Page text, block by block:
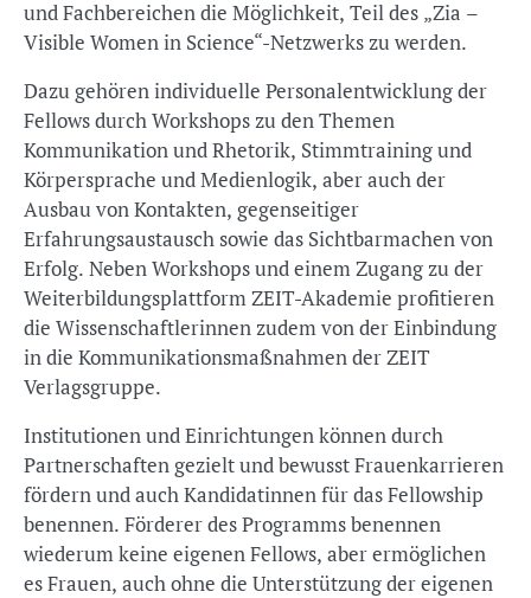
und Fachbereichen die Möglichkeit, Teil des „Zia –
Visible Women in Science“-Netzwerks zu werden.
Dazu gehören individuelle Personalentwicklung der
Fellows durch Workshops zu den Themen
Kommunikation und Rhetorik, Stimmtraining und
Körpersprache und Medienlogik, aber auch der
Ausbau von Kontakten, gegenseitiger
Erfahrungsaustausch sowie das Sichtbarmachen von
Erfolg. Neben Workshops und einem Zugang zu der
Weiterbildungsplattform ZEIT-Akademie profitieren
die Wissenschaftlerinnen zudem von der Einbindung
in die Kommunikationsmaßnahmen der ZEIT
Verlagsgruppe.
Institutionen und Einrichtungen können durch
Partnerschaften gezielt und bewusst Frauenkarrieren
fördern und auch Kandidatinnen für das Fellowship
benennen. Förderer des Programms benennen
wiederum keine eigenen Fellows, aber ermöglichen
es Frauen, auch ohne die Unterstützung der eigenen